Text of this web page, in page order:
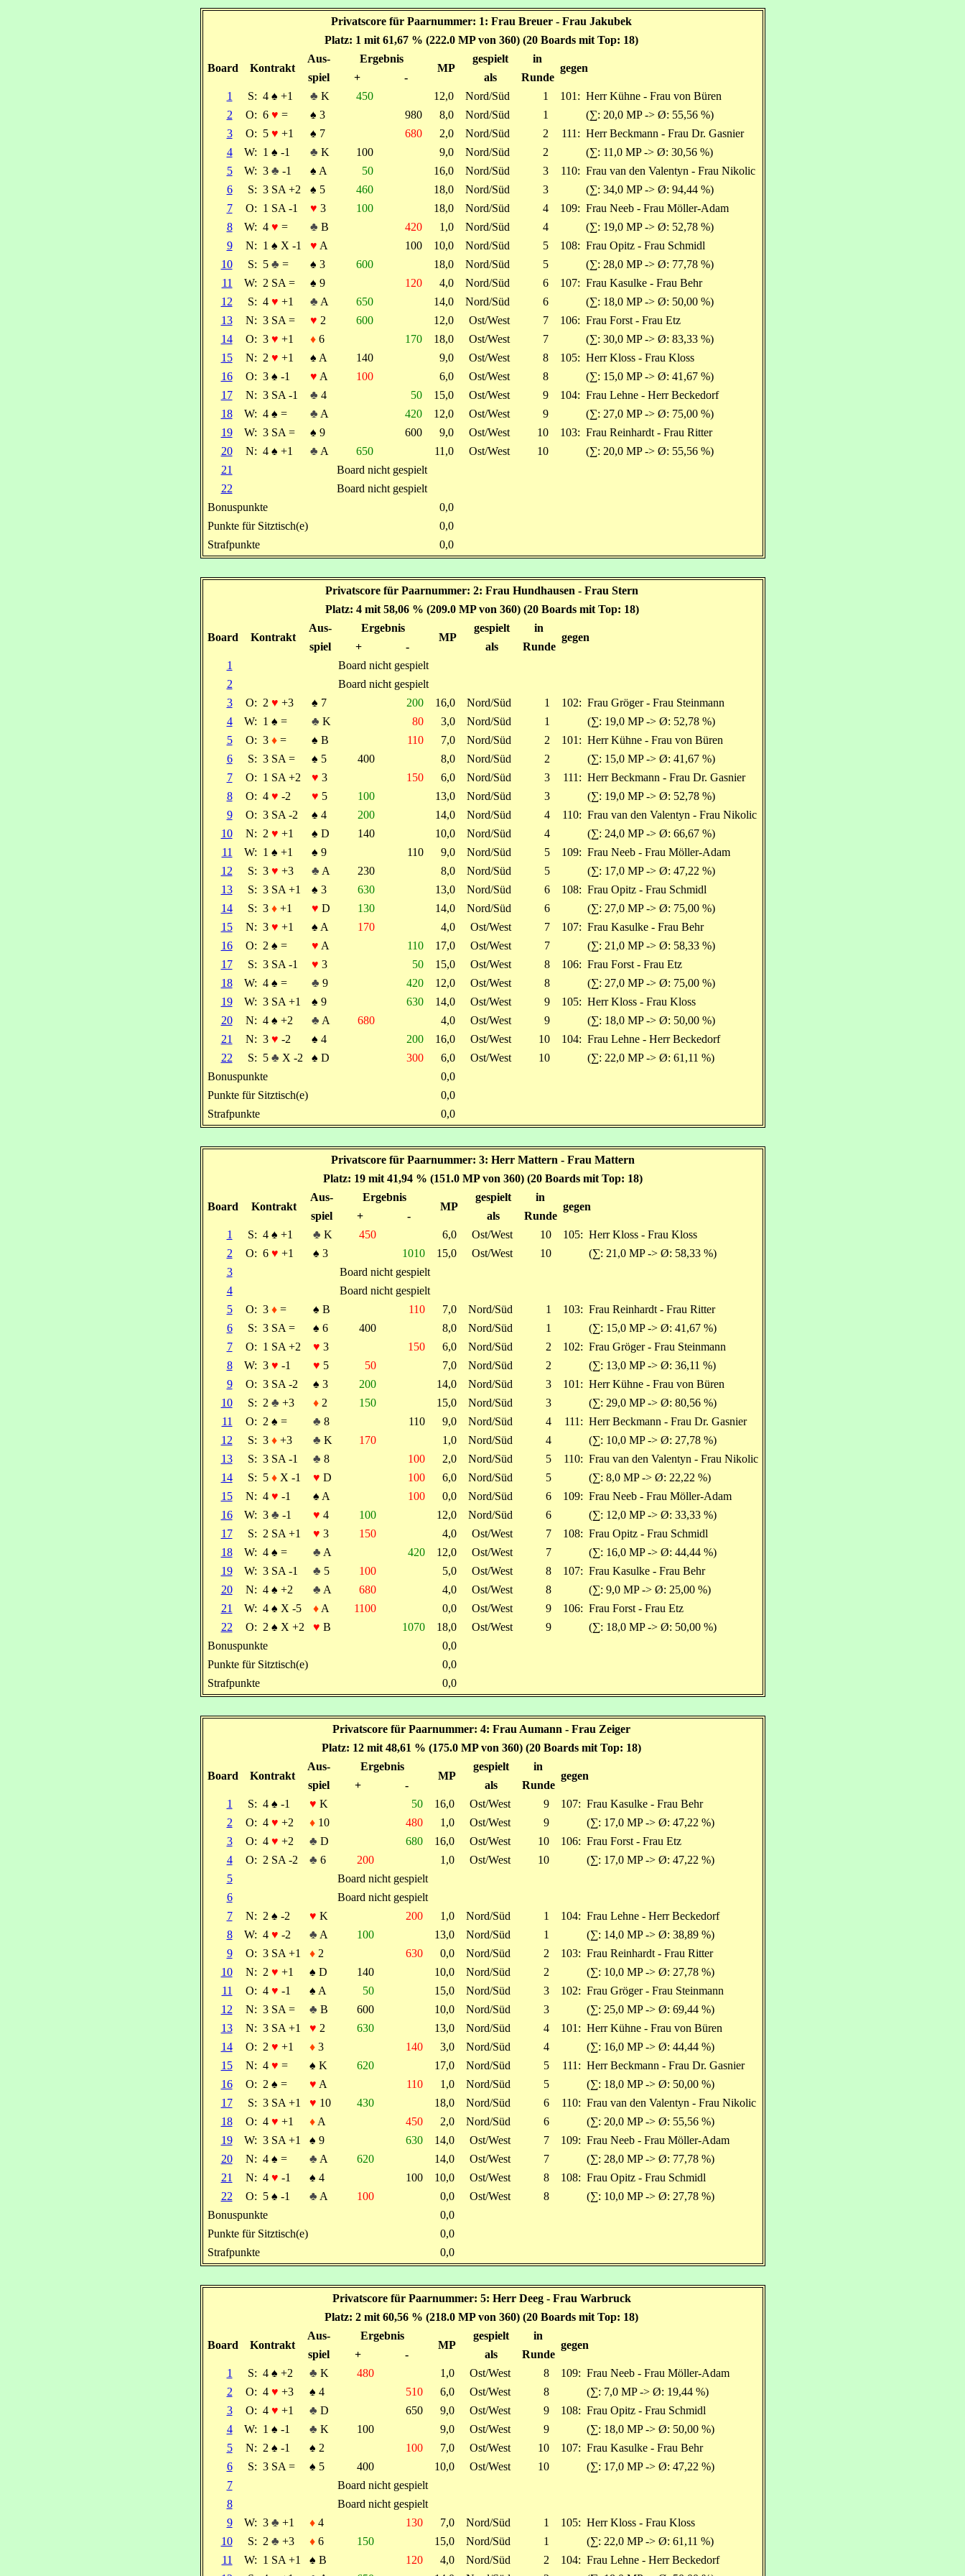
Privatscore für Paarnummer: 1: Frau Breuer - Frau Jakubek
Platz: 1 mit 61,67 % (222.0 MP von 360) (20 Boards mit Top: 18)
Board Kontrakt
Aus- Ergebnis
MP
gespielt in
gegen
spiel + - als
Runde
1
S: 4 ♠ +1 ♣ K 450 12,0 Nord/Süd 1 101: Herr Kühne - Frau von Büren
2
O: 6 ♥ = ♠ 3 980 8,0 Nord/Süd 1
(∑: 20,0 MP -> Ø: 55,56 %)
3
O: 5 ♥ +1 ♠ 7 680 2,0 Nord/Süd 2 111: Herr Beckmann - Frau Dr. Gasnier
4
W: 1 ♠ -1 ♣ K 100 9,0 Nord/Süd 2
(∑: 11,0 MP -> Ø: 30,56 %)
5
W: 3 ♣ -1 ♠ A 50 16,0 Nord/Süd 3 110: Frau van den Valentyn - Frau Nikolic
6
S: 3 SA +2 ♠ 5 460 18,0 Nord/Süd 3
(∑: 34,0 MP -> Ø: 94,44 %)
7
O: 1 SA -1 ♥ 3 100 18,0 Nord/Süd 4 109: Frau Neeb - Frau Möller-Adam
8
W: 4 ♥ = ♣ B 420 1,0 Nord/Süd 4
(∑: 19,0 MP -> Ø: 52,78 %)
9
N: 1 ♠ X -1 ♥ A 100 10,0 Nord/Süd 5 108: Frau Opitz - Frau Schmidl
10
S: 5 ♣ = ♠ 3 600 18,0 Nord/Süd 5
(∑: 28,0 MP -> Ø: 77,78 %)
11
W: 2 SA = ♠ 9 120 4,0 Nord/Süd 6 107: Frau Kasulke - Frau Behr
12
S: 4 ♥ +1 ♣ A 650 14,0 Nord/Süd 6
(∑: 18,0 MP -> Ø: 50,00 %)
13
N: 3 SA = ♥ 2 600 12,0 Ost/West 7 106: Frau Forst - Frau Etz
14
O: 3 ♥ +1 ♦6 170 18,0 Ost/West 7
(∑: 30,0 MP -> Ø: 83,33 %)
15
N: 2 ♥ +1 ♠ A 140 9,0 Ost/West 8 105: Herr Kloss - Frau Kloss
16
O: 3 ♠ -1 ♥ A 100 6,0 Ost/West 8
(∑: 15,0 MP -> Ø: 41,67 %)
17
N: 3 SA -1 ♣ 4 50 15,0 Ost/West 9 104: Frau Lehne - Herr Beckedorf
18
W: 4 ♠ = ♣ A 420 12,0 Ost/West 9
(∑: 27,0 MP -> Ø: 75,00 %)
19
W: 3 SA = ♠ 9 600 9,0 Ost/West 10 103: Frau Reinhardt - Frau Ritter
20
N: 4 ♠ +1 ♣ A 650 11,0 Ost/West 10
(∑: 20,0 MP -> Ø: 55,56 %)
21
Board nicht gespielt
22
Board nicht gespielt
Bonuspunkte
0,0
Punkte für Sitztisch(e)
0,0
Strafpunkte
0,0
Privatscore für Paarnummer: 2: Frau Hundhausen - Frau Stern
Platz: 4 mit 58,06 % (209.0 MP von 360) (20 Boards mit Top: 18)
Board Kontrakt
Aus- Ergebnis
MP
gespielt in
gegen
spiel + - als
Runde
1
Board nicht gespielt
2
Board nicht gespielt
3
O: 2 ♥ +3 ♠ 7 200 16,0 Nord/Süd 1 102: Frau Gröger - Frau Steinmann
4
W: 1 ♠ = ♣ K 80 3,0 Nord/Süd 1
(∑: 19,0 MP -> Ø: 52,78 %)
5
O: 3 ♦= ♠ B 110 7,0 Nord/Süd 2 101: Herr Kühne - Frau von Büren
6
S: 3 SA = ♠ 5 400 8,0 Nord/Süd 2
(∑: 15,0 MP -> Ø: 41,67 %)
7
O: 1 SA +2 ♥ 3 150 6,0 Nord/Süd 3 111: Herr Beckmann - Frau Dr. Gasnier
8
O: 4 ♥ -2 ♥ 5 100 13,0 Nord/Süd 3
(∑: 19,0 MP -> Ø: 52,78 %)
9
O: 3 SA -2 ♠ 4 200 14,0 Nord/Süd 4 110: Frau van den Valentyn - Frau Nikolic
10
N: 2 ♥ +1 ♠ D 140 10,0 Nord/Süd 4
(∑: 24,0 MP -> Ø: 66,67 %)
11
W: 1 ♠ +1 ♠ 9 110 9,0 Nord/Süd 5 109: Frau Neeb - Frau Möller-Adam
12
S: 3 ♥ +3 ♣ A 230 8,0 Nord/Süd 5
(∑: 17,0 MP -> Ø: 47,22 %)
13
S: 3 SA +1 ♠ 3 630 13,0 Nord/Süd 6 108: Frau Opitz - Frau Schmidl
14
S: 3 ♦+1 ♥ D 130 14,0 Nord/Süd 6
(∑: 27,0 MP -> Ø: 75,00 %)
15
N: 3 ♥ +1 ♠ A 170 4,0 Ost/West 7 107: Frau Kasulke - Frau Behr
16
O: 2 ♠ = ♥ A 110 17,0 Ost/West 7
(∑: 21,0 MP -> Ø: 58,33 %)
17
S: 3 SA -1 ♥ 3 50 15,0 Ost/West 8 106: Frau Forst - Frau Etz
18
W: 4 ♠ = ♣ 9 420 12,0 Ost/West 8
(∑: 27,0 MP -> Ø: 75,00 %)
19
W: 3 SA +1 ♠ 9 630 14,0 Ost/West 9 105: Herr Kloss - Frau Kloss
20
N: 4 ♠ +2 ♣ A 680 4,0 Ost/West 9
(∑: 18,0 MP -> Ø: 50,00 %)
21
N: 3 ♥ -2 ♠ 4 200 16,0 Ost/West 10 104: Frau Lehne - Herr Beckedorf
22
S: 5 ♣ X -2 ♠ D 300 6,0 Ost/West 10
(∑: 22,0 MP -> Ø: 61,11 %)
Bonuspunkte
0,0
Punkte für Sitztisch(e)
0,0
Strafpunkte
0,0
Privatscore für Paarnummer: 3: Herr Mattern - Frau Mattern
Platz: 19 mit 41,94 % (151.0 MP von 360) (20 Boards mit Top: 18)
Board Kontrakt
Aus- Ergebnis
MP
gespielt in
gegen
spiel + - als
Runde
1
S: 4 ♠ +1 ♣ K 450 6,0 Ost/West 10 105: Herr Kloss - Frau Kloss
2
O: 6 ♥ +1 ♠ 3 1010 15,0 Ost/West 10
(∑: 21,0 MP -> Ø: 58,33 %)
3
Board nicht gespielt
4
Board nicht gespielt
5
O: 3 ♦= ♠ B 110 7,0 Nord/Süd 1 103: Frau Reinhardt - Frau Ritter
6
S: 3 SA = ♠ 6 400 8,0 Nord/Süd 1
(∑: 15,0 MP -> Ø: 41,67 %)
7
O: 1 SA +2 ♥ 3 150 6,0 Nord/Süd 2 102: Frau Gröger - Frau Steinmann
8
W: 3 ♥ -1 ♥ 5 50 7,0 Nord/Süd 2
(∑: 13,0 MP -> Ø: 36,11 %)
9
O: 3 SA -2 ♠ 3 200 14,0 Nord/Süd 3 101: Herr Kühne - Frau von Büren
10
S: 2 ♣ +3 ♦2 150 15,0 Nord/Süd 3
(∑: 29,0 MP -> Ø: 80,56 %)
11
O: 2 ♠ = ♣ 8 110 9,0 Nord/Süd 4 111: Herr Beckmann - Frau Dr. Gasnier
12
S: 3 ♦+3 ♣ K 170 1,0 Nord/Süd 4
(∑: 10,0 MP -> Ø: 27,78 %)
13
S: 3 SA -1 ♣ 8 100 2,0 Nord/Süd 5 110: Frau van den Valentyn - Frau Nikolic
14
S: 5 ♦X -1 ♥ D 100 6,0 Nord/Süd 5
(∑: 8,0 MP -> Ø: 22,22 %)
15
N: 4 ♥ -1 ♠ A 100 0,0 Nord/Süd 6 109: Frau Neeb - Frau Möller-Adam
16
W: 3 ♣ -1 ♥ 4 100 12,0 Nord/Süd 6
(∑: 12,0 MP -> Ø: 33,33 %)
17
S: 2 SA +1 ♥ 3 150 4,0 Ost/West 7 108: Frau Opitz - Frau Schmidl
18
W: 4 ♠ = ♣ A 420 12,0 Ost/West 7
(∑: 16,0 MP -> Ø: 44,44 %)
19
W: 3 SA -1 ♣ 5 100 5,0 Ost/West 8 107: Frau Kasulke - Frau Behr
20
N: 4 ♠ +2 ♣ A 680 4,0 Ost/West 8
(∑: 9,0 MP -> Ø: 25,00 %)
21
W: 4 ♠ X -5 ♦A 1100 0,0 Ost/West 9 106: Frau Forst - Frau Etz
22
O: 2 ♠ X +2 ♥ B 1070 18,0 Ost/West 9
(∑: 18,0 MP -> Ø: 50,00 %)
Bonuspunkte
0,0
Punkte für Sitztisch(e)
0,0
Strafpunkte
0,0
Privatscore für Paarnummer: 4: Frau Aumann - Frau Zeiger
Platz: 12 mit 48,61 % (175.0 MP von 360) (20 Boards mit Top: 18)
Board Kontrakt
Aus- Ergebnis
MP
gespielt in
gegen
spiel + - als
Runde
1
S: 4 ♠ -1 ♥ K 50 16,0 Ost/West 9 107: Frau Kasulke - Frau Behr
2
O: 4 ♥ +2 ♦10 480 1,0 Ost/West 9
(∑: 17,0 MP -> Ø: 47,22 %)
3
O: 4 ♥ +2 ♣ D 680 16,0 Ost/West 10 106: Frau Forst - Frau Etz
4
O: 2 SA -2 ♣ 6 200 1,0 Ost/West 10
(∑: 17,0 MP -> Ø: 47,22 %)
5
Board nicht gespielt
6
Board nicht gespielt
7
N: 2 ♠ -2 ♥ K 200 1,0 Nord/Süd 1 104: Frau Lehne - Herr Beckedorf
8
W: 4 ♥ -2 ♣ A 100 13,0 Nord/Süd 1
(∑: 14,0 MP -> Ø: 38,89 %)
9
O: 3 SA +1 ♦2 630 0,0 Nord/Süd 2 103: Frau Reinhardt - Frau Ritter
10
N: 2 ♥ +1 ♠ D 140 10,0 Nord/Süd 2
(∑: 10,0 MP -> Ø: 27,78 %)
11
O: 4 ♥ -1 ♠ A 50 15,0 Nord/Süd 3 102: Frau Gröger - Frau Steinmann
12
N: 3 SA = ♣ B 600 10,0 Nord/Süd 3
(∑: 25,0 MP -> Ø: 69,44 %)
13
N: 3 SA +1 ♥ 2 630 13,0 Nord/Süd 4 101: Herr Kühne - Frau von Büren
14
O: 2 ♥ +1 ♦3 140 3,0 Nord/Süd 4
(∑: 16,0 MP -> Ø: 44,44 %)
15
N: 4 ♥ = ♠ K 620 17,0 Nord/Süd 5 111: Herr Beckmann - Frau Dr. Gasnier
16
O: 2 ♠ = ♥ A 110 1,0 Nord/Süd 5
(∑: 18,0 MP -> Ø: 50,00 %)
17
S: 3 SA +1 ♥ 10 430 18,0 Nord/Süd 6 110: Frau van den Valentyn - Frau Nikolic
18
O: 4 ♥ +1 ♦A 450 2,0 Nord/Süd 6
(∑: 20,0 MP -> Ø: 55,56 %)
19
W: 3 SA +1 ♠ 9 630 14,0 Ost/West 7 109: Frau Neeb - Frau Möller-Adam
20
N: 4 ♠ = ♣ A 620 14,0 Ost/West 7
(∑: 28,0 MP -> Ø: 77,78 %)
21
N: 4 ♥ -1 ♠ 4 100 10,0 Ost/West 8 108: Frau Opitz - Frau Schmidl
22
O: 5 ♠ -1 ♣ A 100 0,0 Ost/West 8
(∑: 10,0 MP -> Ø: 27,78 %)
Bonuspunkte
0,0
Punkte für Sitztisch(e)
0,0
Strafpunkte
0,0
Privatscore für Paarnummer: 5: Herr Deeg - Frau Warbruck
Platz: 2 mit 60,56 % (218.0 MP von 360) (20 Boards mit Top: 18)
Board Kontrakt
Aus- Ergebnis
MP
gespielt in
gegen
spiel + - als
Runde
1
S: 4 ♠ +2 ♣ K 480 1,0 Ost/West 8 109: Frau Neeb - Frau Möller-Adam
2
O: 4 ♥ +3 ♠ 4 510 6,0 Ost/West 8
(∑: 7,0 MP -> Ø: 19,44 %)
3
O: 4 ♥ +1 ♣ D 650 9,0 Ost/West 9 108: Frau Opitz - Frau Schmidl
4
W: 1 ♠ -1 ♣ K 100 9,0 Ost/West 9
(∑: 18,0 MP -> Ø: 50,00 %)
5
N: 2 ♠ -1 ♠ 2 100 7,0 Ost/West 10 107: Frau Kasulke - Frau Behr
6
S: 3 SA = ♠ 5 400 10,0 Ost/West 10
(∑: 17,0 MP -> Ø: 47,22 %)
7
Board nicht gespielt
8
Board nicht gespielt
9
W: 3 ♣ +1 ♦4 130 7,0 Nord/Süd 1 105: Herr Kloss - Frau Kloss
10
S: 2 ♣ +3 ♦6 150 15,0 Nord/Süd 1
(∑: 22,0 MP -> Ø: 61,11 %)
11
W: 1 SA +1 ♠ B 120 4,0 Nord/Süd 2 104: Frau Lehne - Herr Beckedorf